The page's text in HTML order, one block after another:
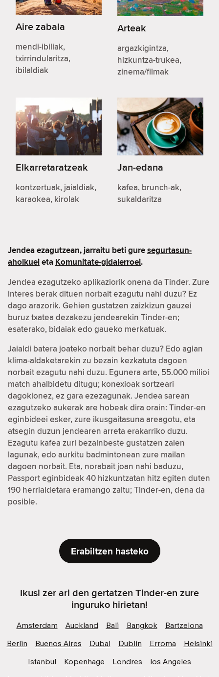
Aire zabala
mendi-ibiliak,
txirrindularitza,
ibilaldiak
Arteak
argazkigintza,
hizkuntza-trukea,
zinema/filmak
Elkarretaratzeak
kontzertuak, jaialdiak,
karaokea, kirolak
Jan-edana
kafea, brunch-ak,
sukaldaritza
Jendea ezagutzean, jarraitu beti guresegurtasun-
aholkueieta Komunitate-gidalerroei.
Jendea ezagutzeko aplikaziorik onena da Tinder. Zure
interes berak dituen norbait ezagutu nahi duzu? Ez
dago arazorik. Gehien gustatzen zaizkizun gauzei
buruz txatea dezakezu jendearekin Tinder-en;
esaterako, bidaiak edo gaueko merkatuak.
Jaialdi batera joateko norbait behar duzu? Edo agian
klima-aldaketarekin zu bezain kezkatuta dagoen
norbait ezagutu nahi duzu. Egunera arte, 55.000 milioi
match ahalbidetu ditugu; konexioak sortzeari
dagokionez, ez gara ezezagunak. Jendea sarean
ezagutzeko aukerak are hobeak dira orain: Tinder-en
eginbideei esker, zure ikusgaitasuna areagotu, eta
atsegin duzun jendearen arreta erakarriko duzu.
Ezagutu kafea zuri bezainbeste gustatzen zaien
lagunak, edo aurkitu badmintonean zure mailan
dagoen norbait. Eta, norabait joan nahi baduzu,
Passport eginbideak 40 hizkuntzatan hitz egiten duten
190 herrialdetara eramango zaitu; Tinder-en, dena da
posible.
Erabiltzen hasteko
Ikusi zer ari den gertatzen Tinder-en zure
inguruko hirietan!
Amsterdam Auckland Bali Bangkok
Bartzelona
Berlin
Buenos Aires Dubai Dublin Erroma
Helsinki
Istanbul
Kopenhage Londres
los Angeles